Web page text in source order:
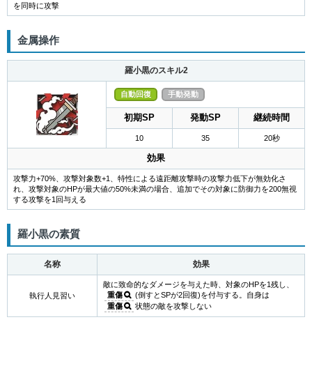
を同時に攻撃
金属操作
羅小黒のスキル2
自動回復 手動発動
初期SP 発動SP 継続時間
10 35 20秒
効果
攻撃力+70%、攻撃対象数+1、特性による遠距離攻撃時の攻撃力低下が無効化さ
れ、攻撃対象のHPが最大値の50%未満の場合、追加でその対象に防御力を200無視
する攻撃を1回与える
羅小黒の素質
名称 効果
執行人見習い
敵に致命的なダメージを与えた時、対象のHPを1残し、
重傷
(倒すとSPが2回復)を付与する。自身は
重傷
状態の敵を攻撃しない